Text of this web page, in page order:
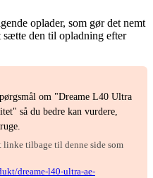
oplader, som gør det nemt
den til opladning efter
om "Dreame L40 Ultra
så du bedre kan vurdere,
linke tilbage til denne side som
dreame-l40-ultra-ae-